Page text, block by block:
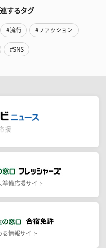
するタグ
#流行 #ファッション
#SNS
準備応援サイト
る情報サイト